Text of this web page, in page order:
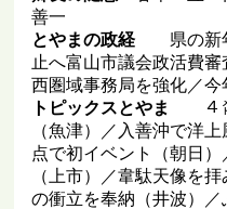
善一
とやまの政経 県の新
止へ富山市議会政活費
西圏域事務局を強化／今
トピックスとやま ４
（魚津）／入善沖で洋
点で初イベント（朝日
（上市）／韋駄天像を
の衝立を奉納（井波）